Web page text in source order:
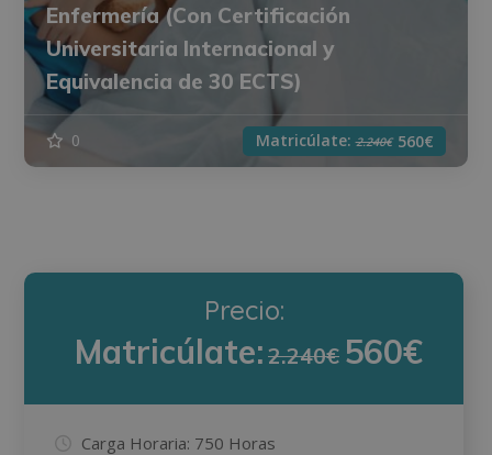
Enfermería (Con Certificación
Universitaria Internacional y
Equivalencia de 30 ECTS)
0 Matricúlate:2.240€ 560€
Precio:
Matricúlate:2.240€ 560€
Carga Horaria: 750 Horas